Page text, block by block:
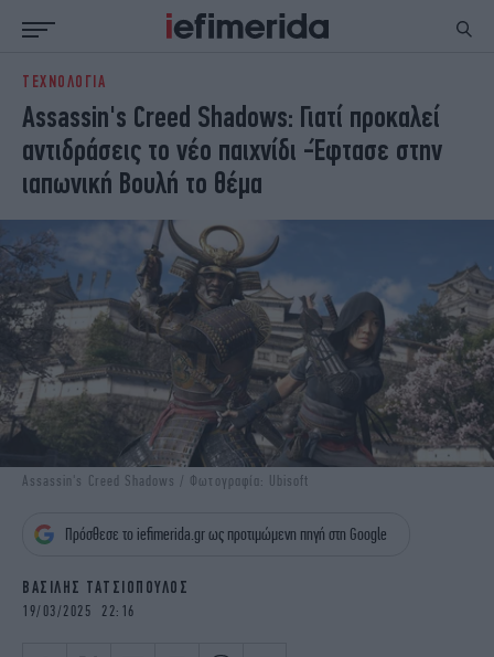
ΕΙΔΗΣΕΙΣ
NON PAPER
ΕΛΛΑΔΑ
ΟΙΚΟΝΟΜΙΑ
ΚΟΣΜΟΣ
ΠΟΛΙΤΙΣΜΟΣ
ΖΩΗ
ΣΠΟΡ
ΓΥΝΑΙΚΑ
ΠΟΛΗ
STORIES
ΕΚΛΟΓΕΣ
TRAVEL
ΤΕΧΝΟΛΟΓΙΑ
ΥΓΕΙΑ
DESIGN
ΟΛΥΜΠΙΑΚΟΙ ΑΓΩΝΕΣ
EURO
GREEN
PODCAST
iAUTOKINITO
iOPINIONS
iGASTRONOMIE
OSCARS
THE OCEAN
ΤΕΧΝΟΛΟΓΙΑ
Assassin's Creed Shadows: Γιατί προκαλεί
αντιδράσεις το νέο παιχνίδι -Έφτασε στην
ιαπωνική Βουλή το θέμα
Assassin's Creed Shadows / Φωτογραφία: Ubisoft
Πρόσθεσε το iefimerida.gr ως προτιμώμενη πηγή στη Google
ΒΑΣΙΛΗΣ ΤΑΤΣΙΟΠΟΥΛΟΣ
19/03/2025 22:16